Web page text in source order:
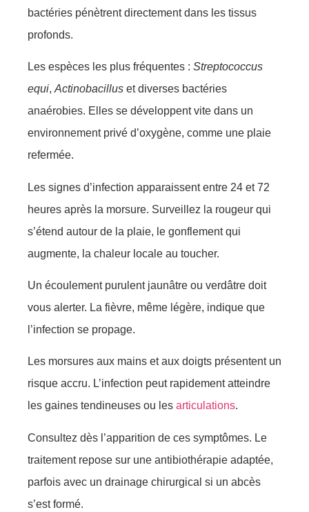
bactéries pénètrent directement dans les tissus
profonds.
Les espèces les plus fréquentes : Streptococcus
equi, Actinobacillus et diverses bactéries
anaérobies. Elles se développent vite dans un
environnement privé d’oxygène, comme une plaie
refermée.
Les signes d’infection apparaissent entre 24 et 72
heures après la morsure. Surveillez la rougeur qui
s’étend autour de la plaie, le gonflement qui
augmente, la chaleur locale au toucher.
Un écoulement purulent jaunâtre ou verdâtre doit
vous alerter. La fièvre, même légère, indique que
l’infection se propage.
Les morsures aux mains et aux doigts présentent un
risque accru. L’infection peut rapidement atteindre
les gaines tendineuses ou les articulations.
Consultez dès l’apparition de ces symptômes. Le
traitement repose sur une antibiothérapie adaptée,
parfois avec un drainage chirurgical si un abcès
s’est formé.